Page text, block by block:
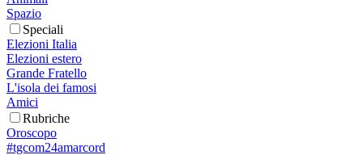
Spazio
Speciali
Elezioni Italia
Elezioni estero
Grande Fratello
L'isola dei famosi
Amici
Rubriche
Oroscopo
#tgcom24amarcord